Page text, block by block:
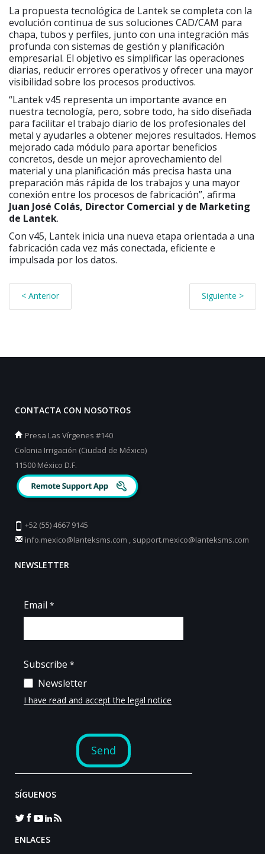
La propuesta tecnológica de Lantek se completa con la
evolución continua de sus soluciones CAD/CAM para
chapa, tubos y perfiles, junto con una integración más
profunda con sistemas de gestión y planificación
empresarial. El objetivo es simplificar las operaciones
diarias, reducir errores operativos y ofrecer una mayor
visibilidad sobre los procesos productivos.
“Lantek v45 representa un importante avance en
nuestra tecnología, pero, sobre todo, ha sido diseñada
para facilitar el trabajo diario de los profesionales del
metal y ayudarles a obtener mejores resultados. Hemos
mejorado cada módulo para aportar beneficios
concretos, desde un mejor aprovechamiento del
material y una planificación más precisa hasta una
preparación más rápida de los trabajos y una mayor
conexión entre los procesos de fabricación”, afirma
Juan José Colás, Director Comercial y de Marketing
de Lantek.
Con v45, Lantek inicia una nueva etapa orientada a una
fabricación cada vez más conectada, eficiente e
impulsada por los datos.
< Anterior Siguiente >
CONTACTA CON NOSOTROS
Presa Las Vírgenes #140
Colonia Irrigación (Ciudad de México)
11500 México D.F.
+52 (55) 4667 9145
info.mexico@lanteksms.com , support.mexico@lanteksms.com
NEWSLETTER
SÍGUENOS
ENLACES